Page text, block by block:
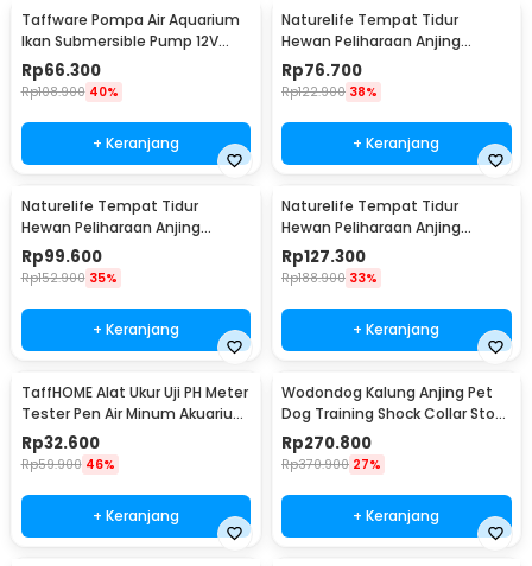
Taffware Pompa Air Aquarium
Ikan Submersible Pump 12V
22W - 12V5M
Rp66.300
Rp108.900 40%
+ Keranjang
Naturelife Tempat Tidur
Hewan Peliharaan Anjing
Kucing Pet Dog Bed Size L -
NR884
Rp76.700
Rp122.900 38%
+ Keranjang
Naturelife Tempat Tidur
Hewan Peliharaan Anjing
Kucing Pet Dog Bed Size XL -
NR884
Rp99.600
Rp152.900 35%
+ Keranjang
Naturelife Tempat Tidur
Hewan Peliharaan Anjing
Kucing Pet Dog Bed Size XXL -
NR884
Rp127.300
Rp188.900 33%
+ Keranjang
TaffHOME Alat Ukur Uji PH Meter
Tester Pen Air Minum Akuarium
- PH-009
Rp32.600
Rp59.900 46%
+ Keranjang
Wodondog Kalung Anjing Pet
Dog Training Shock Collar Stop
Barking 800M - JXG0031
Rp270.800
Rp370.900 27%
+ Keranjang